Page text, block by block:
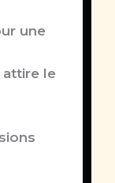
une
attire le